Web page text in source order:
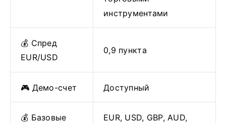
инструментами
💰 Спред
EUR/USD
0,9 пункта
🎮 Демо-счет Доступный
💰 Базовые
EUR, USD, GBP, AUD,